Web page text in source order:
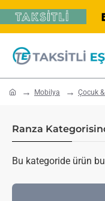
home Mobilya Çocuk &
Ranza
Bu kategoride ürün